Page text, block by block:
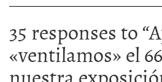
35 responses to “
«ventilamos» el